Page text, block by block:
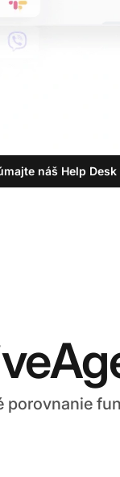
náš Help Desk
porovnanie